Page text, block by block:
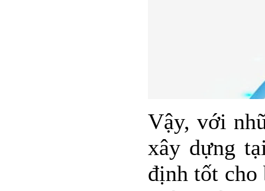
Vậy, với
xây dựng
định tốt